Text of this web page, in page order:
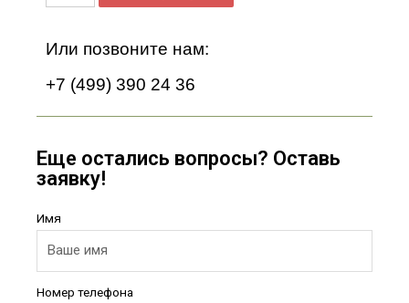
Или позвоните нам:
+7 (499) 390 24 36
Еще остались вопросы? Оставь
заявку!
Имя
Номер телефона